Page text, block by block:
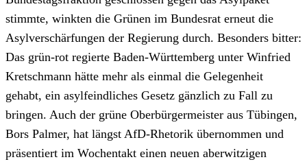
stimmte, winkten die Grünen im Bundesrat erneut die
Asylverschärfungen der Regierung durch. Besonders bitter:
Das grün-rot regierte Baden-Württemberg unter Winfried
Kretschmann hätte mehr als einmal die Gelegenheit
gehabt, ein asylfeindliches Gesetz gänzlich zu Fall zu
bringen. Auch der grüne Oberbürgermeister aus Tübingen,
Bors Palmer, hat längst AfD-Rhetorik übernommen und
präsentiert im Wochentakt einen neuen aberwitzigen